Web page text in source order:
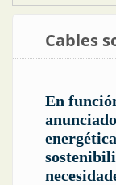
Cables
En